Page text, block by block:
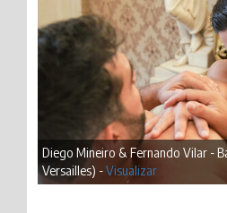
Diego Mineiro & Fernando Vilar -
Versailles) -Visualizar